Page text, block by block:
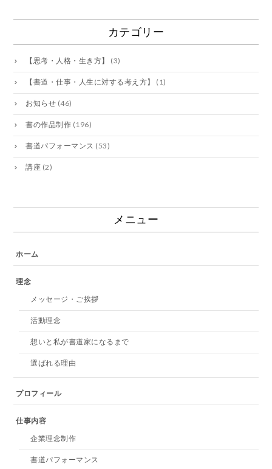
カテゴリー
【思考・人格・生き方】 (3)
【書道・仕事・人生に対する考え方】 (1)
お知らせ (46)
書の作品制作 (196)
書道パフォーマンス (53)
講座 (2)
メニュー
ホーム
理念
メッセージ・ご挨拶
活動理念
想いと私が書道家になるまで
選ばれる理由
プロフィール
仕事内容
企業理念制作
書道パフォーマンス